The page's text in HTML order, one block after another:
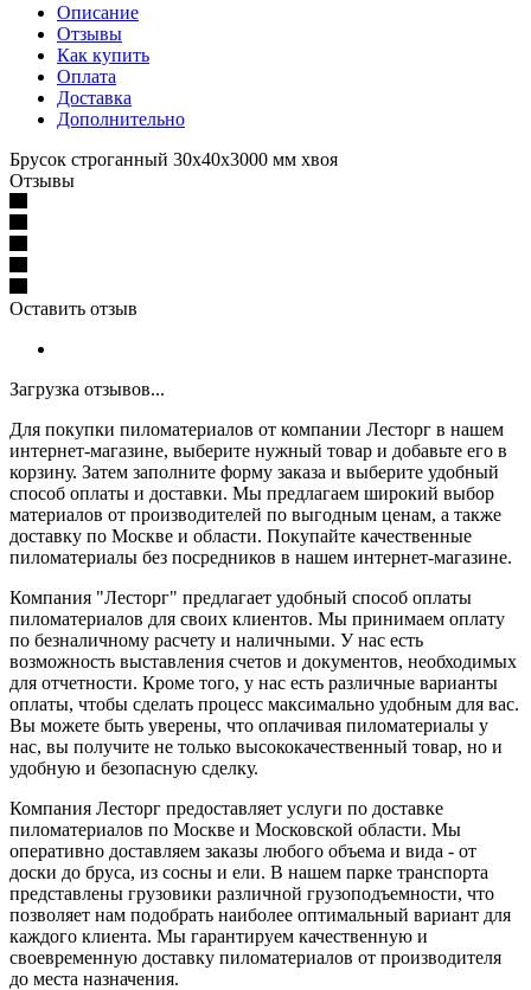
Описание
Отзывы
Как купить
Оплата
Доставка
Дополнительно
Брусок строганный 30х40х3000 мм хвоя
Отзывы
Оставить отзыв
Загрузка отзывов...
Для покупки пиломатериалов от компании Лесторг в нашем
интернет-магазине, выберите нужный товар и добавьте его в
корзину. Затем заполните форму заказа и выберите удобный
способ оплаты и доставки. Мы предлагаем широкий выбор
материалов от производителей по выгодным ценам, а также
доставку по Москве и области. Покупайте качественные
пиломатериалы без посредников в нашем интернет-магазине.
Компания "Лесторг" предлагает удобный способ оплаты
пиломатериалов для своих клиентов. Мы принимаем оплату
по безналичному расчету и наличными. У нас есть
возможность выставления счетов и документов, необходимых
для отчетности. Кроме того, у нас есть различные варианты
оплаты, чтобы сделать процесс максимально удобным для вас.
Вы можете быть уверены, что оплачивая пиломатериалы у
нас, вы получите не только высококачественный товар, но и
удобную и безопасную сделку.
Компания Лесторг предоставляет услуги по доставке
пиломатериалов по Москве и Московской области. Мы
оперативно доставляем заказы любого объема и вида - от
доски до бруса, из сосны и ели. В нашем парке транспорта
представлены грузовики различной грузоподъемности, что
позволяет нам подобрать наиболее оптимальный вариант для
каждого клиента. Мы гарантируем качественную и
своевременную доставку пиломатериалов от производителя
до места назначения.